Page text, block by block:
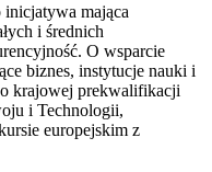
inicjatywa mająca
i średnich
O wsparcie
biznes, instytucje nauki i
krajowej prekwalifikacji
i Technologii,
europejskim z